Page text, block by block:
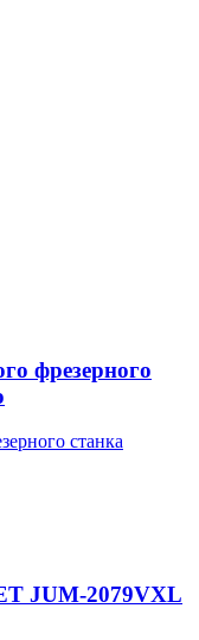
фрезерного
JUM-2079VXL